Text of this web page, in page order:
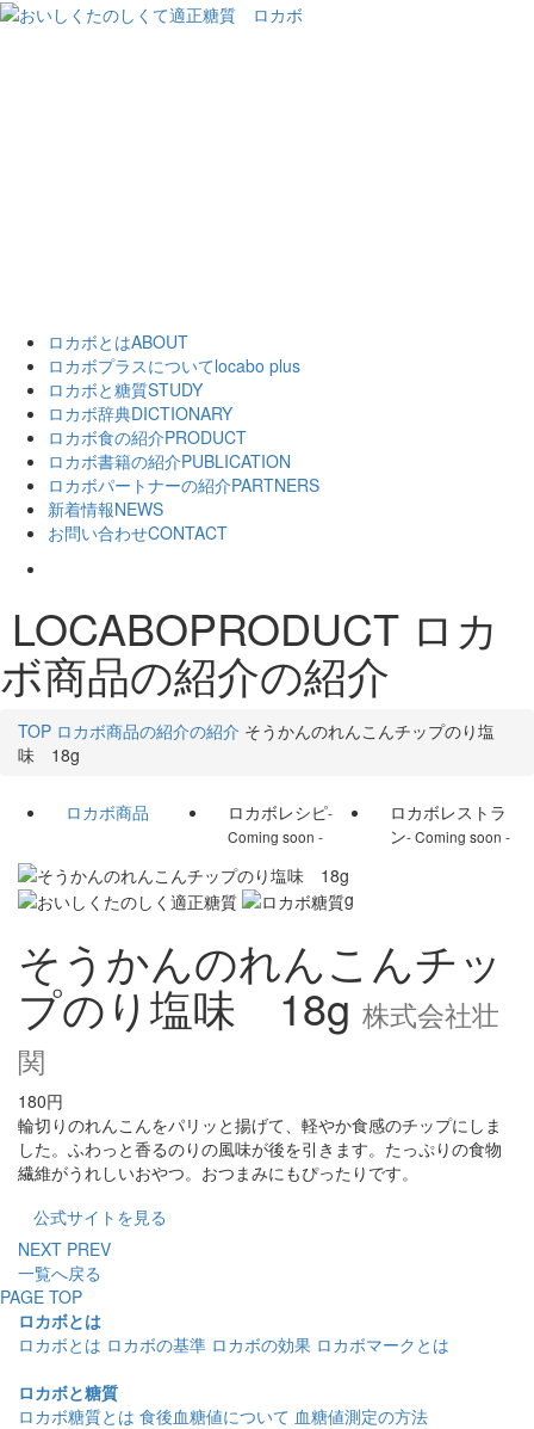
ロカボとはABOUT
ロカボプラスについてlocabo plus
ロカボと糖質STUDY
ロカボ辞典DICTIONARY
ロカボ食の紹介PRODUCT
ロカボ書籍の紹介PUBLICATION
ロカボパートナーの紹介PARTNERS
新着情報NEWS
お問い合わせCONTACT
LOCABOPRODUCT ロカ
ボ商品の紹介の紹介
TOP ロカボ商品の紹介の紹介 そうかんのれんこんチップのり塩
味 18g
ロカボ商品 ロカボレシピ-
Coming soon -
ロカボレストラ
ン- Coming soon -
g
そうかんのれんこんチッ
プのり塩味 18g 株式会社壮
関
180円
輪切りのれんこんをパリッと揚げて、軽やか食感のチップにしま
した。ふわっと香るのりの風味が後を引きます。たっぷりの食物
繊維がうれしいおやつ。おつまみにもぴったりです。
公式サイトを見る
NEXT PREV
一覧へ戻る
PAGE TOP
ロカボとは
ロカボとは ロカボの基準 ロカボの効果 ロカボマークとは
ロカボと糖質
ロカボ糖質とは 食後血糖値について 血糖値測定の方法